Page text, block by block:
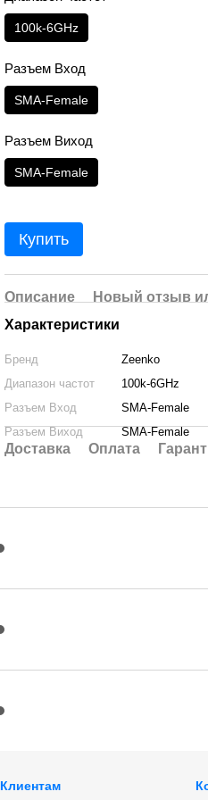
100k-6GHz
Разъем Вход
SMA-Female
Разъем Виход
SMA-Female
Купить
Описание
Новый отзыв
Характеристики
Бренд
Zeenko
Диапазон частот
100k-6GHz
Разъем Вход
SMA-Female
Разъем Виход
SMA-Female
Доставка Оплата
Клиентам